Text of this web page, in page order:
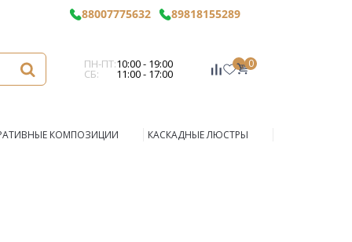
88007775632 89818155289
ПН-ПТ:10:00 - 19:00
СБ: 11:00 - 17:00
0
КОМПОЗИЦИИ КАСКАДНЫЕ ЛЮСТРЫ